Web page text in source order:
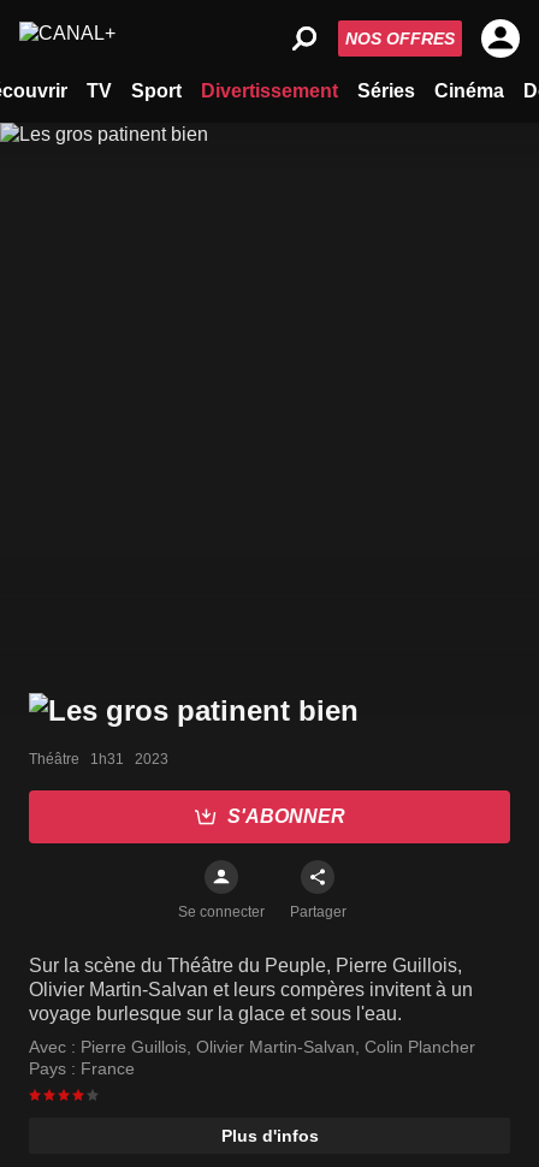
TV Sport Divertissement Séries Cinéma
NOS OFFRES
Théâtre   1h31   2023
S'ABONNER
Se connecter Partager
Sur la scène du Théâtre du Peuple, Pierre Guillois,
Olivier Martin-Salvan et leurs compères invitent à un
voyage burlesque sur la glace et sous l'eau.
Avec : Pierre Guillois, Olivier Martin-Salvan, Colin Plancher
Pays : France
Plus d'infos